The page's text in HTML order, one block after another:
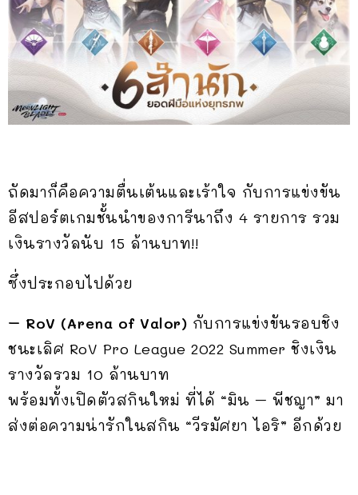
ถัดมาก็คือความตื่นเต้นและเร้าใจ กับการแข่งขัน
อีสปอร์ตเกมชั้นนำของการีนาถึง 4 รายการ รวม
เงินรางวัลนับ 15 ล้านบาท!!
ซึ่งประกอบไปด้วย
– RoV (Arena of Valor) กับการแข่งขันรอบชิง
ชนะเลิศ RoV Pro League 2022 Summer ชิงเงิน
รางวัลรวม 10 ล้านบาท
พร้อมทั้งเปิดตัวสกินใหม่ ที่ได้ “มิน – พีชญา” มา
ส่งต่อความน่ารักในสกิน “วีรมัศยา ไอริ” อีกด้วย